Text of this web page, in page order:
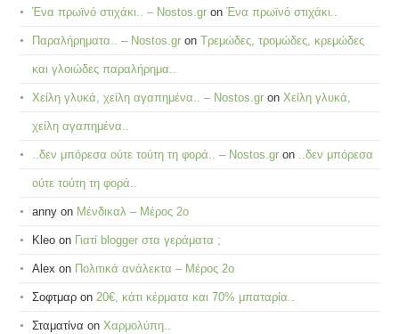
Ένα πρωϊνό στιχάκι.. – Nostos.gr onΈνα πρωϊνό στιχάκι..
Παραλήρηματα.. – Nostos.gr onΤρεμώδες, τρομώδες, κρεμώδες
και γλοιώδες παραλήρημα..
Χείλη γλυκά, χείλη αγαπημένα.. – Nostos.gr onΧείλη γλυκά,
χείλη αγαπημένα..
..δεν μπόρεσα ούτε τούτη τη φορά.. – Nostos.gr on ..δεν μπόρεσα
ούτε τούτη τη φορά..
anny on Μένδικαλ – Μέρος 2ο
Kleo on Γιατί blogger στα γεράματα ;
Alex on Πολιτικά ανάλεκτα – Μέρος 2ο
Σοφτμαρ on 20€, κάτι κέρματα και 70% μπαταρία..
Σταματίνα onΧαρμολύπη..